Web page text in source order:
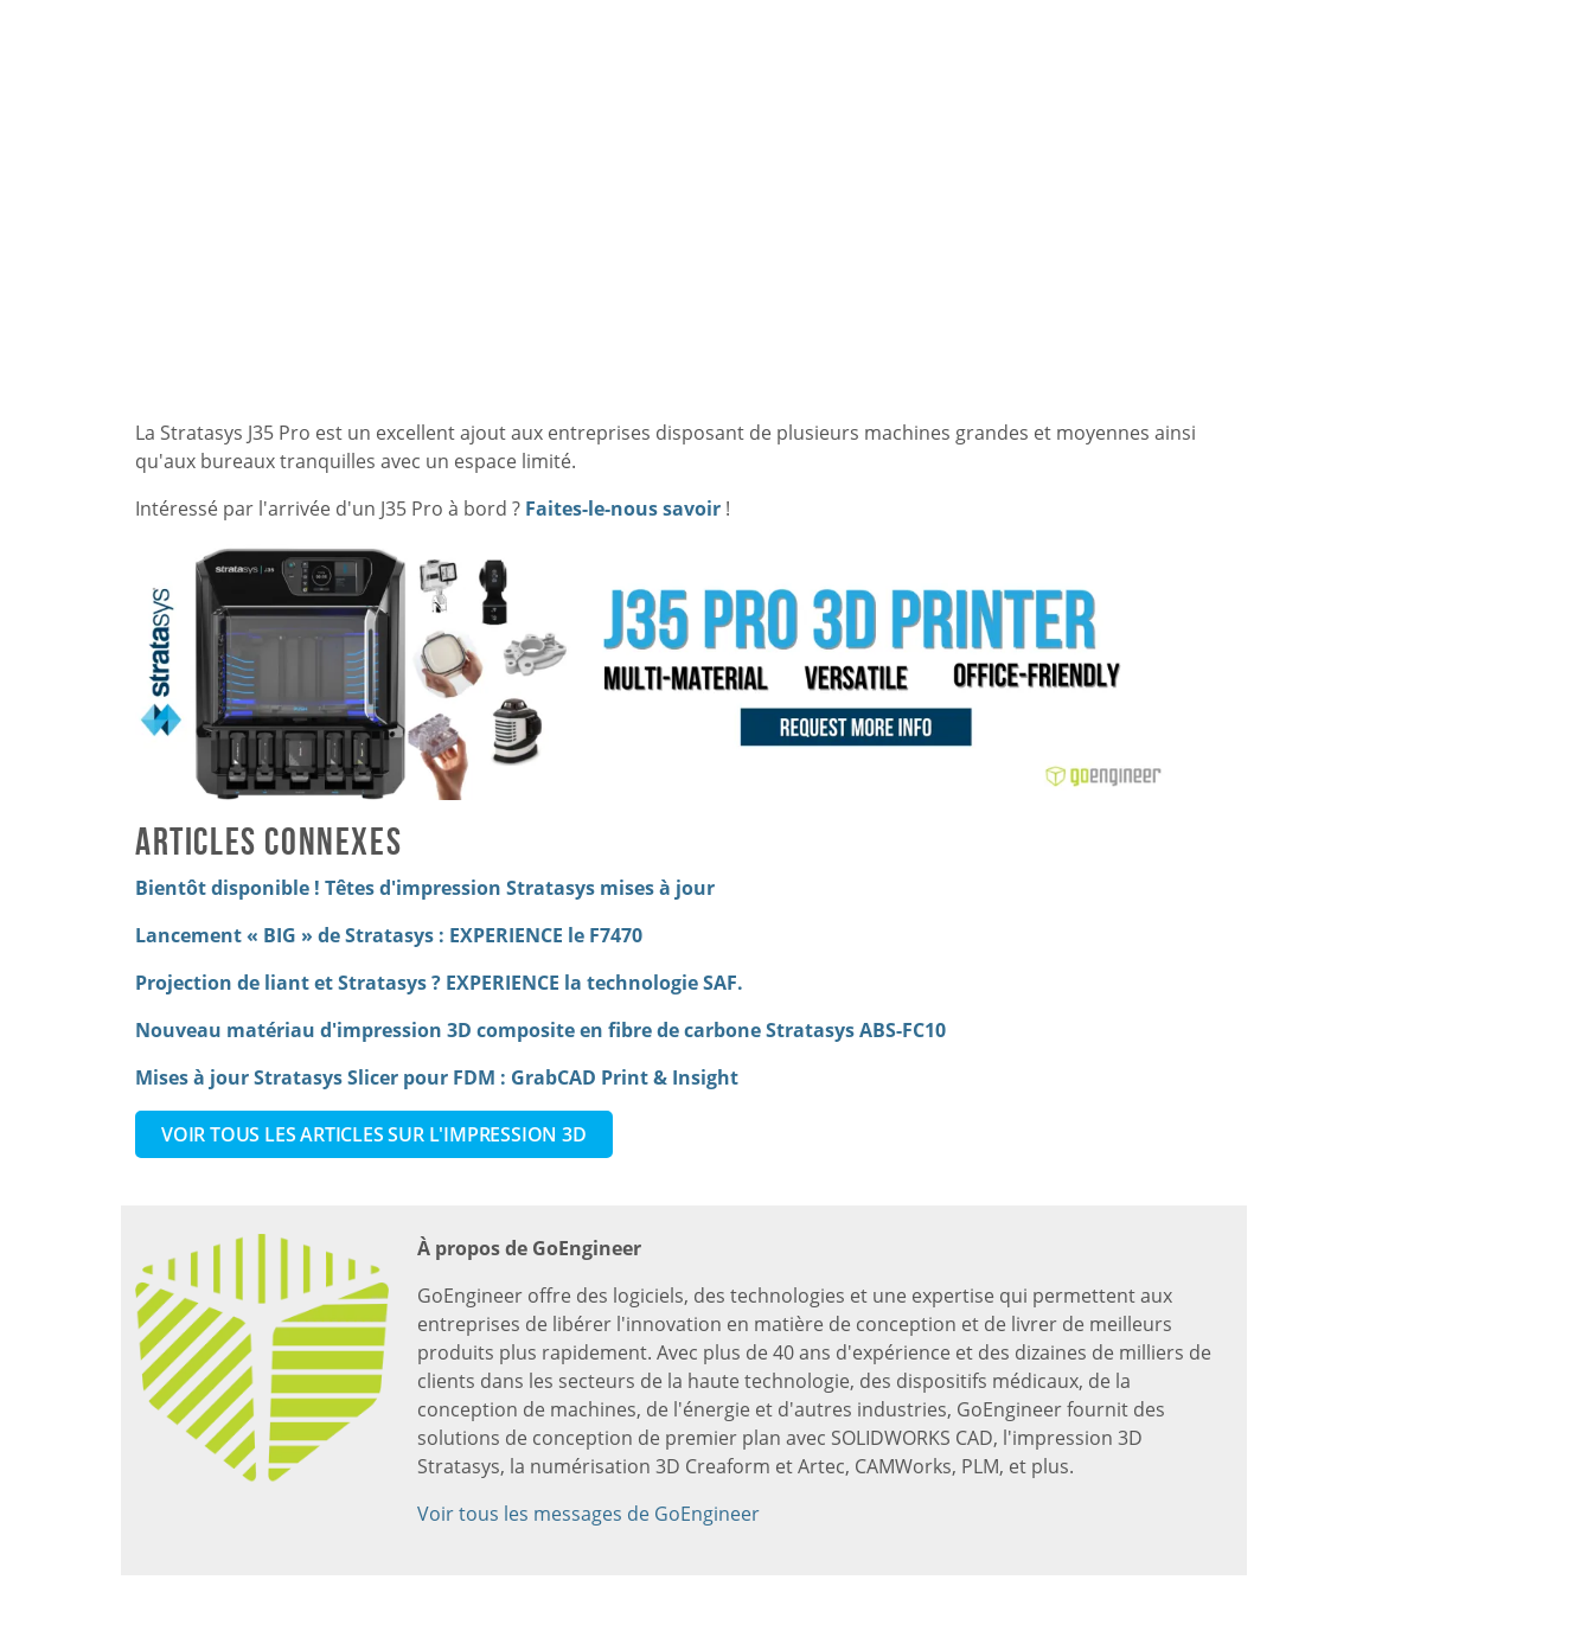
La Stratasys J35 Pro est un excellent ajout aux entreprises disposant de plusieurs machines grandes et moyennes ainsi
qu'aux bureaux tranquilles avec un espace limité.
Intéressé par l'arrivée d'un J35 Pro à bord ? Faites-le-nous savoir !
Articles connexes
Bientôt disponible ! Têtes d'impression Stratasys mises à jour
Lancement « BIG » de Stratasys : EXPERIENCE le F7470
Projection de liant et Stratasys ? EXPERIENCE la technologie SAF.
Nouveau matériau d'impression 3D composite en fibre de carbone Stratasys ABS-FC10
Mises à jour Stratasys Slicer pour FDM : GrabCAD Print & Insight
VOIR TOUS LES ARTICLES SUR L'IMPRESSION 3D
À propos de GoEngineer
GoEngineer offre des logiciels, des technologies et une expertise qui permettent aux
entreprises de libérer l'innovation en matière de conception et de livrer de meilleurs
produits plus rapidement. Avec plus de 40 ans d'expérience et des dizaines de milliers de
clients dans les secteurs de la haute technologie, des dispositifs médicaux, de la
conception de machines, de l'énergie et d'autres industries, GoEngineer fournit des
solutions de conception de premier plan avec SOLIDWORKS CAD, l'impression 3D
Stratasys, la numérisation 3D Creaform et Artec, CAMWorks, PLM, et plus.
Voir tous les messages de GoEngineer